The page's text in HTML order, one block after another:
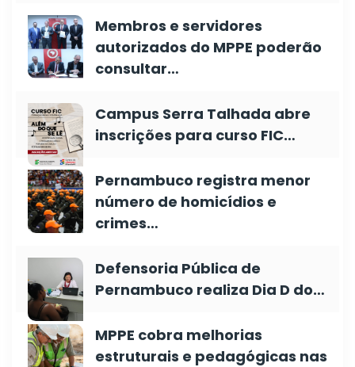
Membros e servidores
autorizados do MPPE poderão
consultar…
Campus Serra Talhada abre
inscrições para curso FIC…
Pernambuco registra menor
número de homicídios e
crimes…
Defensoria Pública de
Pernambuco realiza Dia D do…
MPPE cobra melhorias
estruturais e pedagógicas nas